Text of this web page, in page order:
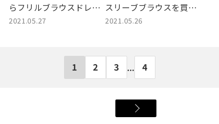
らフリルブラウスドレス
を買取しました。
2021.05.27
スリーブブラウスを買取
しました。
2021.05.26
1 2 3 ... 4